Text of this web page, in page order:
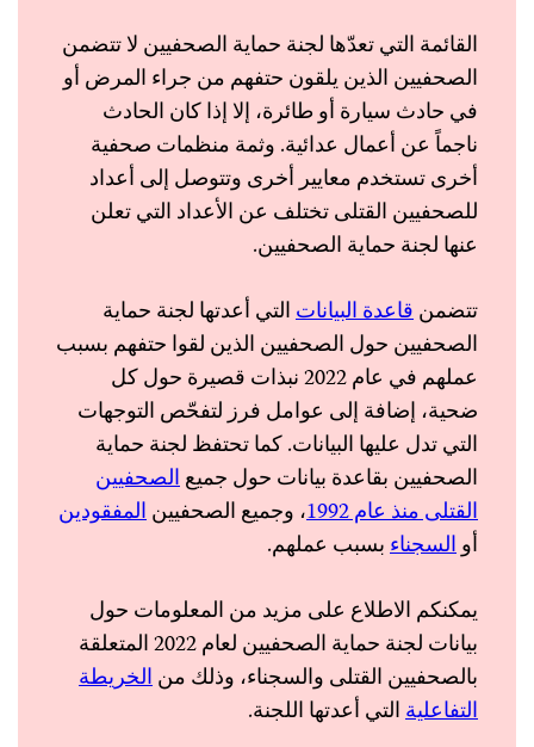
القائمة التي تعدّها لجنة حماية الصحفيين لا تتضمن
الصحفيين الذين يلقون حتفهم من جراء المرض أو
في حادث سيارة أو طائرة، إلا إذا كان الحادث
ناجماً عن أعمال عدائية. وثمة منظمات صحفية
أخرى تستخدم معايير أخرى وتتوصل إلى أعداد
للصحفيين القتلى تختلف عن الأعداد التي تعلن
عنها لجنة حماية الصحفيين.
تتضمنقاعدة البياناتالتي أعدتها لجنة حماية
الصحفيين حول الصحفيين الذين لقوا حتفهم بسبب
عملهم في عام 2022 نبذات قصيرة حول كل
ضحية، إضافة إلى عوامل فرز لتفحّص التوجهات
التي تدل عليها البيانات. كما تحتفظ لجنة حماية
الصحفيين بقاعدة بيانات حول جميعالصحفيين
القتلى منذ عام 1992
، وجميع الصحفيينالمفقودين
أوالسجناءبسبب عملهم.
يمكنكم الاطلاع على مزيد من المعلومات حول
بيانات لجنة حماية الصحفيين لعام 2022 المتعلقة
بالصحفيين القتلى والسجناء، وذلك منالخريطة
التفاعليةالتي أعدتها اللجنة.